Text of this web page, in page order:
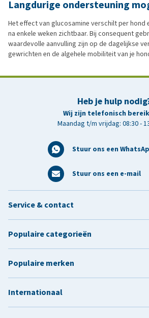
Langdurige ondersteuning
Het effect van glucosamine verschilt per hond
na enkele weken zichtbaar. Bij consequent
waardevolle aanvulling zijn op de dagelijkse
gewrichten en de algehele mobiliteit van je
Heb je hulp
Wij zijn telefonisch
Maandag t/m vrijdag: 08:30 -
Stuur ons een
Stuur ons een e-mail
Service & contact
Populaire categorieën
Populaire merken
Internationaal